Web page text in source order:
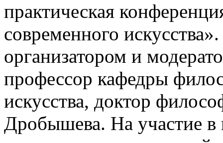
практическая
современного
организатором и
профессор кафедры
искусства, доктор
Дробышева. На участие